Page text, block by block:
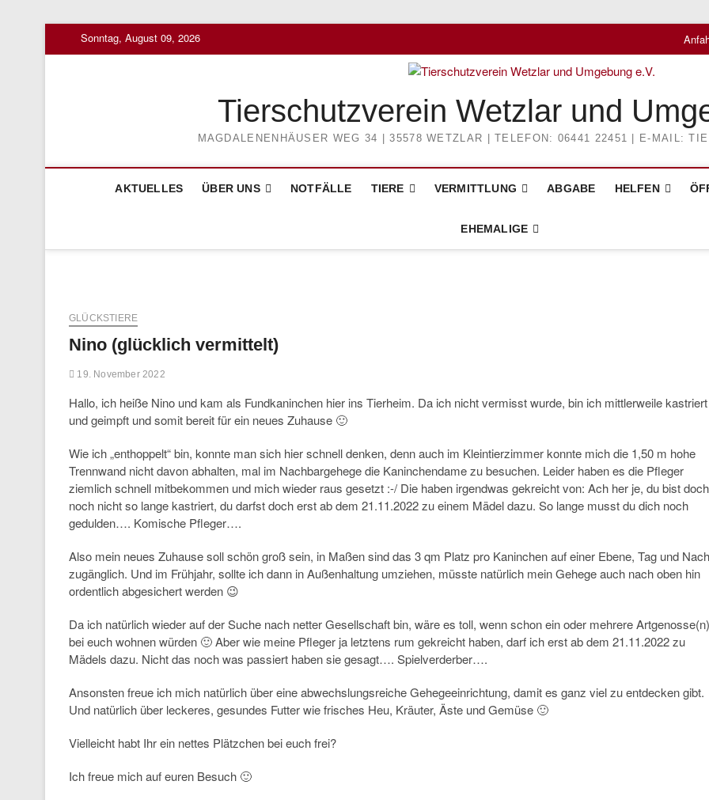
Sonntag, August 09, 2026
Tierschutzverein Wetzlar und
MAGDALENENHÄUSER WEG 34 | 35578 WETZLAR | TELEFON: 06441 22451 | E-MAIL:
AKTUELLES ÜBER UNS NOTFÄLLE TIERE VERMITTLUNG ABGABE HELFEN
EHEMALIGE
GLÜCKSTIERE
Nino (glücklich vermittelt)
19. November 2022
Hallo, ich heiße Nino und kam als Fundkaninchen hier ins Tierheim. Da ich nicht vermisst wurde, bin ich mittlerweile kastriert
und geimpft und somit bereit für ein neues Zuhause 🙂
Wie ich „enthoppelt“ bin, konnte man sich hier schnell denken, denn auch im Kleintierzimmer konnte mich die 1,50 m hohe
Trennwand nicht davon abhalten, mal im Nachbargehege die Kaninchendame zu besuchen. Leider haben es die Pfleger
ziemlich schnell mitbekommen und mich wieder raus gesetzt :-/ Die haben irgendwas gekreicht von: Ach her je, du bist doch
noch nicht so lange kastriert, du darfst doch erst ab dem 21.11.2022 zu einem Mädel dazu. So lange musst du dich noch
gedulden…. Komische Pfleger….
Also mein neues Zuhause soll schön groß sein, in Maßen sind das 3 qm Platz pro Kaninchen auf einer Ebene, Tag und
zugänglich. Und im Frühjahr, sollte ich dann in Außenhaltung umziehen, müsste natürlich mein Gehege auch nach oben hin
ordentlich abgesichert werden 😉
Da ich natürlich wieder auf der Suche nach netter Gesellschaft bin, wäre es toll, wenn schon ein oder mehrere Artgenosse(n)
bei euch wohnen würden 🙂 Aber wie meine Pfleger ja letztens rum gekreicht haben, darf ich erst ab dem 21.11.2022 zu
Mädels dazu. Nicht das noch was passiert haben sie gesagt…. Spielverderber….
Ansonsten freue ich mich natürlich über eine abwechslungsreiche Gehegeeinrichtung, damit es ganz viel zu entdecken gibt.
Und natürlich über leckeres, gesundes Futter wie frisches Heu, Kräuter, Äste und Gemüse 🙂
Vielleicht habt Ihr ein nettes Plätzchen bei euch frei?
Ich freue mich auf euren Besuch 🙂